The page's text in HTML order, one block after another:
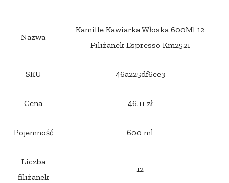
Nazwa
Kamille Kawiarka Włoska 600Ml 12
Filiżanek Espresso Km2521
SKU 46a225df6ee3
Cena 46.11 zł
Pojemność 600 ml
Liczba
filiżanek
12